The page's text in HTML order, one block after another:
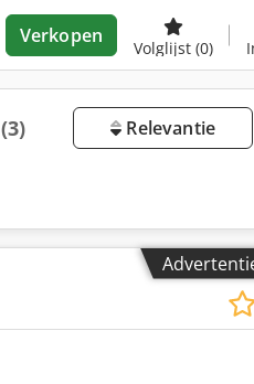
Verkopen
Volglijst (0)
(3) Relevantie